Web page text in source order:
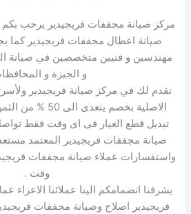
مركز صيانة مجففات فريجيدير يرحب بكم
صيانة اعطال مجففات فريجيدير كما
مهندسين و فنيين متخصصين في صيانة
و الجيزة و
نقدم لك في مركز صيانة فريجيدير
الاصلية بخصم
تبديل قطع الغيار فى اى وقت فقط
صيانة مجففات فريجيدير المعتمد
واستفسارات عملاء صيانة مجففات
وقت .
يشرفنا انضمامكم الينا عملائنا الاعزاء
فريجيدير اصلاح وصيانة مجففات